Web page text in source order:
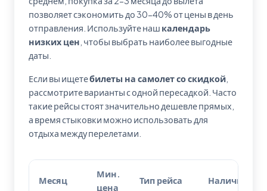
позволяет сэкономить до 30-40% от цены в день
отправления. Используйте наш календарь
низких цен , чтобы выбрать наиболее выгодные
даты.
Если вы ищетебилеты на самолет со скидкой
рассмотрите варианты с одной пересадкой. Часто
такие рейсы стоят значительно дешевле прямых,
а время стыковки можно использовать для
отдыха между перелетами.
Месяц
Мин.
цена
Тип рейса Наличие